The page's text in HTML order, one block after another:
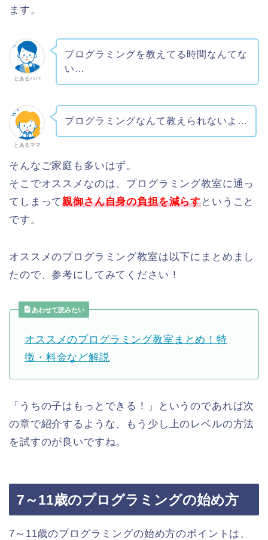
ます。
とあるパパ
プログラミングを教えてる時間なんてな
い…
とあるママ
プログラミングなんて教えられないよ…
そんなご家庭も多いはず。
そこでオススメなのは、プログラミング教室に通っ
てしまって親御さん自身の負担を減らすということ
です。
オススメのプログラミング教室は以下にまとめまし
たので、参考にしてみてください！
あわせて読みたい
オススメのプログラミング教室まとめ！特
徴・料金など解説
「うちの子はもっとできる！」というのであれば次
の章で紹介するような、もう少し上のレベルの方法
を試すのが良いですね。
7～11歳のプログラミングの始め方
7～11歳のプログラミングの始め方のポイントは、